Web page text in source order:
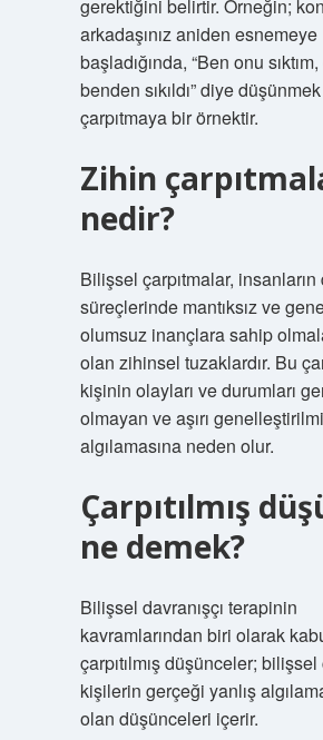
gerektiğini belirtir. Örneğin;
arkadaşınız aniden esnemeye
başladığında, “Ben onu
benden sıkıldı” diye
çarpıtmaya bir örnektir.
Zihin
nedir?
Bilişsel çarpıtmalar,
süreçlerinde mantıksız ve
olumsuz inançlara sahip
olan zihinsel tuzaklardır. Bu
kişinin olayları ve durumları
olmayan ve aşırı
algılamasına neden olur.
Çarpıtılmış
ne demek?
Bilişsel davranışçı terapinin
kavramlarından biri olarak
çarpıtılmış düşünceler; bilişsel
kişilerin gerçeği yanlış
olan düşünceleri içerir.